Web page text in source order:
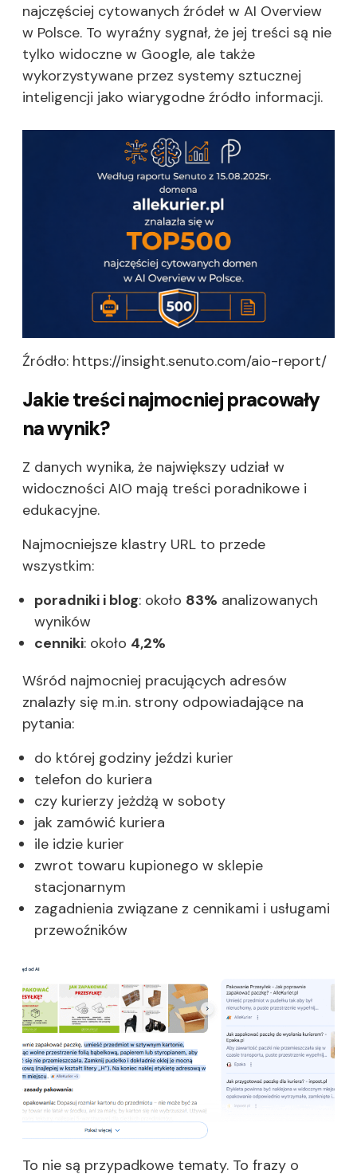
najczęściej cytowanych źródeł w AI Overview
w Polsce. To wyraźny sygnał, że jej treści są nie
tylko widoczne w Google, ale także
wykorzystywane przez systemy sztucznej
inteligencji jako wiarygodne źródło informacji.
Źródło: https://insight.senuto.com/aio-report/
Jakie treści najmocniej pracowały
na wynik?
Z danych wynika, że największy udział w
widoczności AIO mają treści poradnikowe i
edukacyjne.
Najmocniejsze klastry URL to przede
wszystkim:
poradniki i blog: około 83% analizowanych
wyników
cenniki: około 4,2%
Wśród najmocniej pracujących adresów
znalazły się m.in. strony odpowiadające na
pytania:
do której godziny jeździ kurier
telefon do kuriera
czy kurierzy jeżdżą w soboty
jak zamówić kuriera
ile idzie kurier
zwrot towaru kupionego w sklepie
stacjonarnym
zagadnienia związane z cennikami i usługami
przewoźników
To nie są przypadkowe tematy. To frazy o